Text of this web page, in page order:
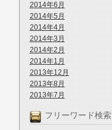
2014年6月
2014年5月
2014年4月
2014年3月
2014年2月
2014年1月
2013年12月
2013年8月
2013年7月
フリーワード検索